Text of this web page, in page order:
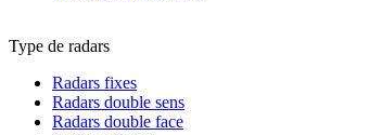
Type de radars
Radars fixes
Radars double sens
Radars double face